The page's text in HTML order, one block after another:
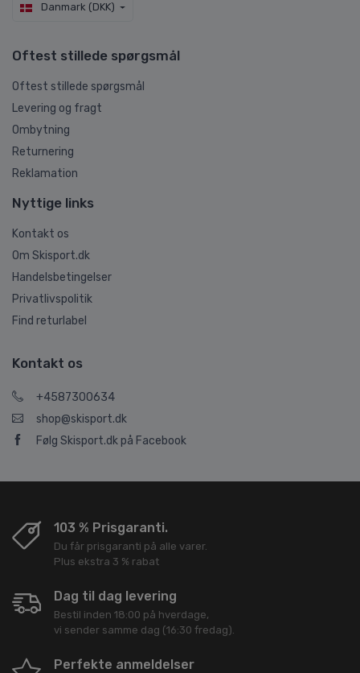
Danmark (DKK)
Oftest stillede spørgsmål
Oftest stillede spørgsmål
Levering og fragt
Ombytning
Returnering
Reklamation
Nyttige links
Kontakt os
Om Skisport.dk
Handelsbetingelser
Privatlivspolitik
Find returlabel
Kontakt os
+4587300634
shop@skisport.dk
Følg Skisport.dk på Facebook
103 % Prisgaranti.
Du får prisgaranti på alle varer.
Plus ekstra 3 % rabat
Dag til dag levering
Bestil inden 18:00 på hverdage,
vi sender samme dag (16:30 fredag).
Perfekte anmeldelser